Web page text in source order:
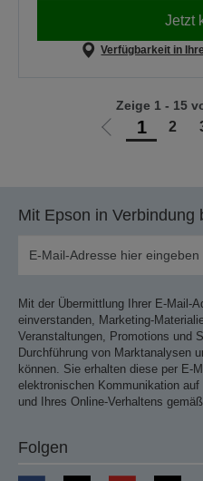
Jetzt
Verfügbarkeit in
Zur
1 2
Zeige 1 - 15
Mit Epson in Verbindung
Mit der Übermittlung Ihrer E-Mail-
einverstanden, Marketing-
Veranstaltungen, Promotions und
Durchführung von Marktanalysen
können. Sie erhalten diese per E-
elektronischen Kommunikation
und Ihres Online-Verhaltens
Folgen